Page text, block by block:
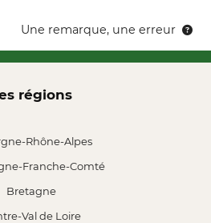
Une remarque, une erreur
régions
Rhône-Alpes
Franche-Comté
Bretagne
Val de Loire